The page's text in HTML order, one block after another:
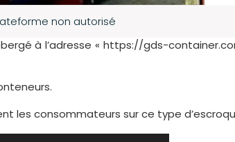
non autorisé
à l’adresse « https://gds-
les consommateurs sur ce type